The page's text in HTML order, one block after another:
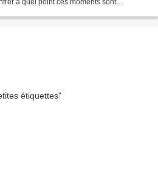
à quel point ces moments sont